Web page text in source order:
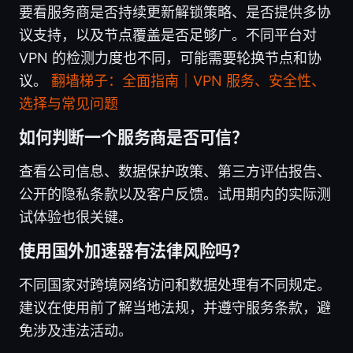
要看服务商是否持续更新解锁策略、是否提供多协
议支持，以及节点覆盖是否足够广。不同平台对
VPN 的检测力度也不同，可能需要轮换节点和协
议。 翻墙梯子：全面指南｜VPN 服务、安全性、
选择与常见问题
如何判断一个服务商是否可信？
查看公司信息、数据保护政策、第三方评估报告、
公开的隐私条款以及客户反馈。试用期内的实际测
试体验也很关键。
使用国外加速器有法律风险吗？
不同国家对跨境网络访问和数据处理有不同规定。
建议在使用前了解当地法规，并遵守服务条款，避
免涉及违法活动。